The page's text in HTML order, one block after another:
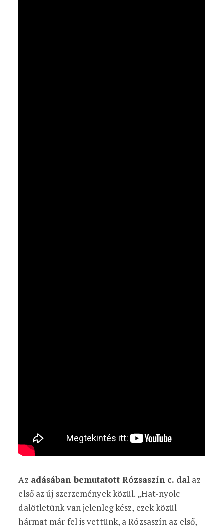
Az adásában bemutatott Rózsaszín c. dal az
első az új szerzemények közül. „Hat-nyolc
dalötletünk van jelenleg kész, ezek közül
hármat már fel is vettünk, a Rózsaszín az első,